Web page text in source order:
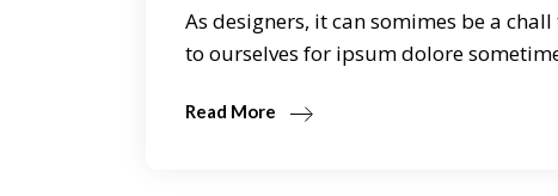
As designers, it can somimes be a
to ourselves for ipsum dolore
Read More